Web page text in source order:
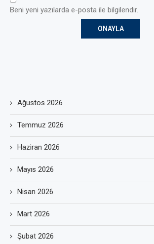
Beni yeni yazılarda e-posta ile bilgilendir.
Ağustos 2026
Temmuz 2026
Haziran 2026
Mayıs 2026
Nisan 2026
Mart 2026
Şubat 2026